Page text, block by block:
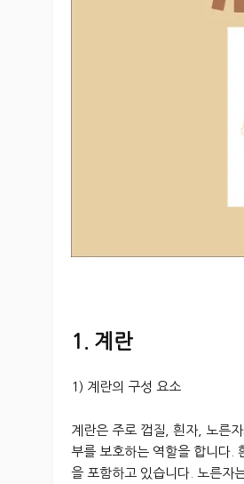
1. 계란
1) 계란의 구성 요소
계란은 주로 껍질, 흰자, 노른
부를 보호하는 역할을 합니다.
을 포함하고 있습니다. 노른자